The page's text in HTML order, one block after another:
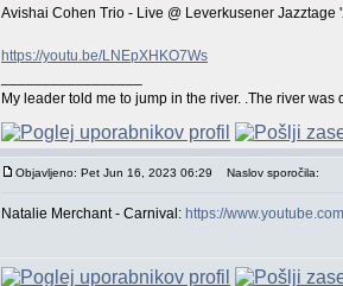
Avishai Cohen Trio - Live @ Leverkusener Jazztage
https://youtu.be/LNEpXHKO7Ws
My leader told me to jump in the river. .The river
Objavljeno: Pet Jun 16, 2023 06:29 Naslov sporočila:
Natalie Merchant - Carnival: https://